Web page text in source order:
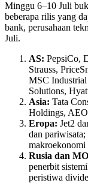
Minggu 6–10 Juli
beberapa rilis yang
bank, perusahaan
Juli.
AS: PepsiCo,
Strauss,
MSC
Solutions,
Asia: Tata
Holdings,
Eropa: Jet2
dan
makroekonomi
Rusia dan
penerbit
peristiwa